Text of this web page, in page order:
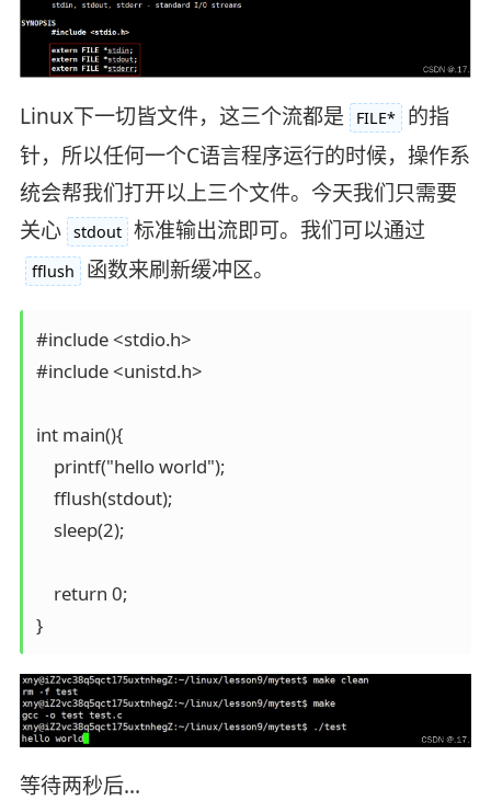
Linux下一切皆文件，这三个流都是 FILE*
的指
针，所以任何一个C语言程序运行的时候，操作系
统会帮我们打开以上三个文件。今天我们只需要
关心 stdout 标准输出流即可。我们可以通过
fflush 函数来刷新缓冲区。
#include <stdio.h>
#include <unistd.h>
int main(){
    printf("hello world");
    sleep(2);
    return 0;
}
等待两秒后…